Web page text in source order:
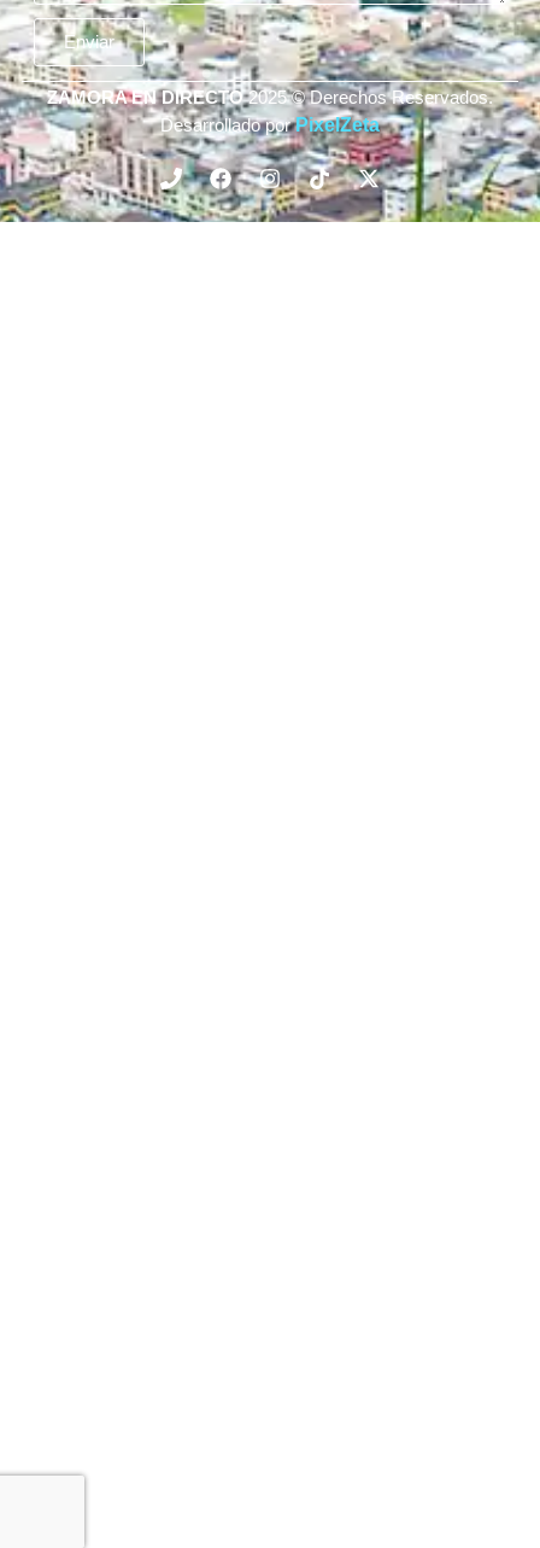
Enviar
ZAMORA EN DIRECTO2025 © Derechos Reservados.
Desarrollado porPixelZeta